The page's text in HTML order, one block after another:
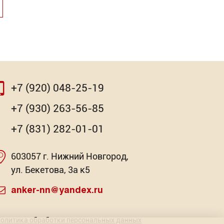
Ph Бита Ph WhirlPower
Торговых предложений: 14
2
Насадка для МФИ ЗУБР BIM
Торговых предложений: 3
+7 (920) 048-25-19
+7 (930) 263-56-85
+7 (831) 282-01-01
603057 г. Нижний Новгород,
ул. Бекетова, 3а к5
anker-nn@yandex.ru
обработки персональных данных